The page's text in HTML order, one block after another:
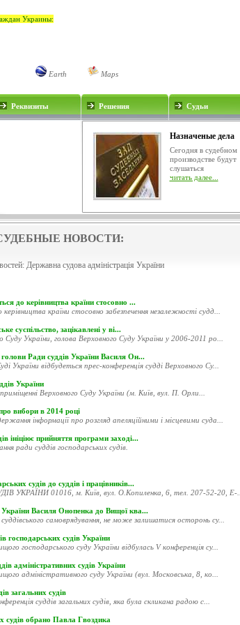
Украины:
Earth
Maps
Реквизиты Решения Судьи
Назначеные дела
Сегодня в судебном
производстве будут
слушаться
читать далее...
НОВОСТИ:
Державна судова адміністрація України
до керівництва країни стосовно ...
країни стосовно забезпечення незалежності судд...
суспільство, зацікавлені у ві...
Суду України, голова Верховного Суду України у 2006-2011 ро...
голови Ради суддів України Василя Он...
України відбудеться прес-конференція судді Верховного Су...
України
Верховного Суду України (м. Київ, вул. П. Орли...
вибори в 2014 році
інформації про розгляд апеляційними і місцевими суда...
ініціює прийняття програми заході...
ради суддів господарських судів.
судів до суддів і працівників...
УКРАЇНИ 01016, м. Київ, вул. О.Копиленка, 6, тел. 207-52-20, E-...
України Василя Онопенка до Вищої ква...
самоврядування, не може залишатися осторонь су...
господарських судів України
господарського суду України відбулась V конференція су...
адміністративних судів України
адміністративного суду України (вул. Московська, 8, ко...
загальних судів
суддів загальних судів, яка була скликана радою с...
судів обрано Павла Гвоздика